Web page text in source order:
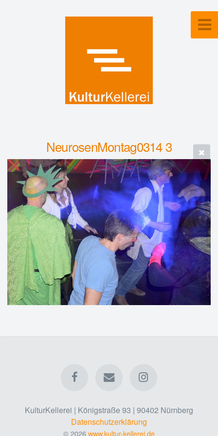
NeurosenMontag0314 3
KulturKellerei | Königstraße 93 | 90402 Nürnberg
Datenschutzerklärung
© 2026www.kultur-kellerei.de